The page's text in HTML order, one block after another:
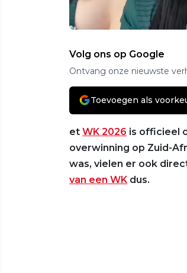
Volg ons op Google
Ontvang onze nieuwste
Toevoegen als
et WK 2026 is officieel
overwinning op Zuid-
was, vielen er ook
van een WK dus.